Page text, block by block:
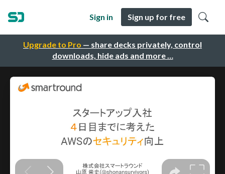
Upgrade to Pro — share decks privately, control
downloads, hide ads and more …
Sign in Sign up for free